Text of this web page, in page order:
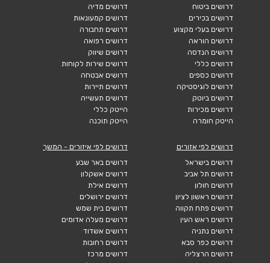
דרושים ביטוח
דרושים בכירים
דרושים בעלי מקצוע
דרושים הוראה
דרושים הנדסה
דרושים כללי
דרושים כספים
דרושים לוגיסטיקה
דרושים ביוטק
דרושים מכירות
הייטק חומרה
דרושים מדיה
דרושים קמעונאות
דרושים תחבורה
דרושים רפואה
דרושים שיווק
דרושים שירות לקוחות
דרושים אבטחה
דרושים תיירות
דרושים תעשייה
הייטק כללי
הייטק תוכנה
דרושים לפי אזורים
דרושים בישראל
דרושים תל אביב
דרושים חולון
דרושים ראשון לציון
דרושים פתח תקווה
דרושים ראש העין
דרושים נתניה
דרושים כפר סבא
דרושים הרצליה
דרושים לפי איזורים - המשך
דרושים באר שבע
דרושים אשקלון
דרושים אילת
דרושים ירושלים
דרושים בית שמש
דרושים מעלה אדומים
דרושים אשדוד
דרושים רחובות
דרושים מרכז